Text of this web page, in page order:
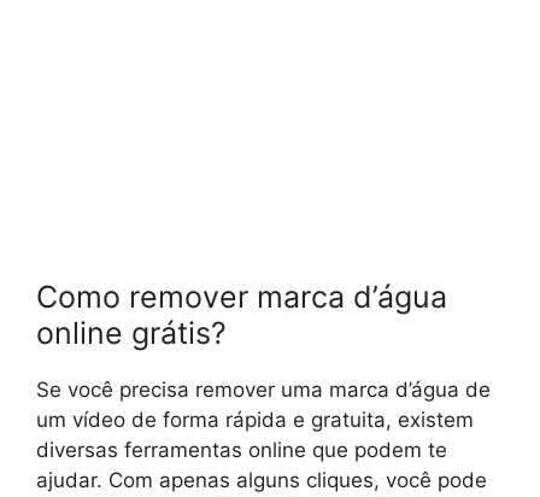
Como remover marca d’água
online grátis?
Se você precisa remover uma marca d’água de
um vídeo de forma rápida e gratuita, existem
diversas ferramentas online que podem te
ajudar. Com apenas alguns cliques, você pode